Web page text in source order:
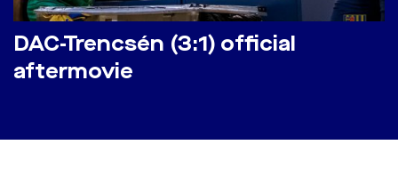
DAC-Trencsén (3:1) official
aftermovie